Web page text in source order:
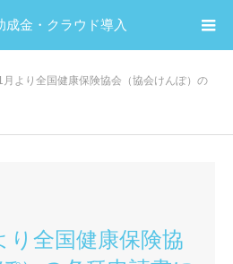
金・クラウド導入
月より全国健康保険協会（協会けんぽ）の
り全国健康保険協